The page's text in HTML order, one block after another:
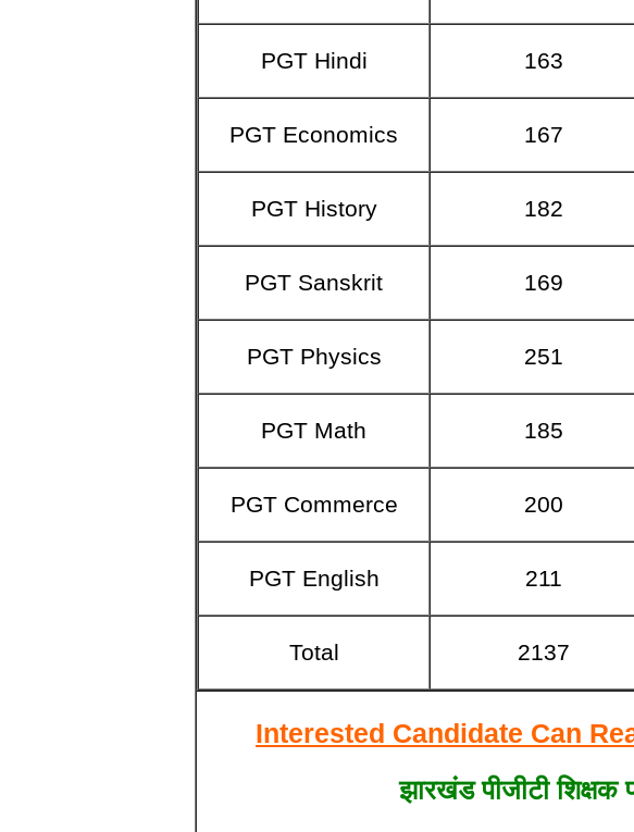
PGT Hindi 163
PGT Economics 167
PGT History 182
PGT Sanskrit 169
PGT Physics 251
PGT Math 185
PGT Commerce 200
PGT English 211
Total 2137
Interested Candidate Can
झारखंड पीजीटी